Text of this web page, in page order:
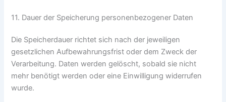
11. Dauer der Speicherung personenbezogener Daten
Die Speicherdauer richtet sich nach der jeweiligen
gesetzlichen Aufbewahrungsfrist oder dem Zweck der
Verarbeitung. Daten werden gelöscht, sobald sie nicht
mehr benötigt werden oder eine Einwilligung widerrufen
wurde.